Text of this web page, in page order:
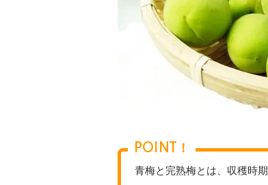
POINT！
青梅と完熟梅とは、収穫時